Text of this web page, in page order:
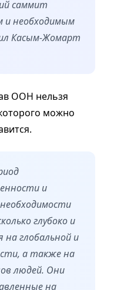
саммит
и необходимым
Касым-Жомарт
ООН нельзя
можно
и
глубоко и
на глобальной и
а также на
людей. Они
на